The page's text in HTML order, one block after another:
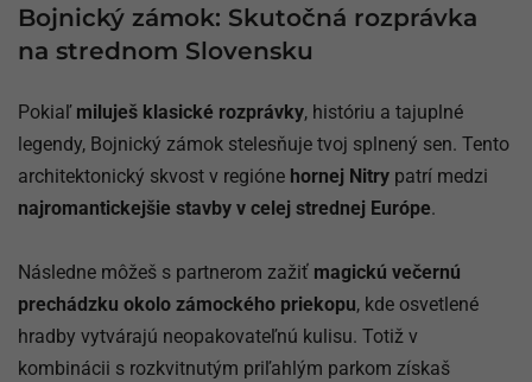
Bojnický zámok: Skutočná rozprávka
na strednom Slovensku
Pokiaľ miluješ klasické rozprávky, históriu a tajuplné
legendy, Bojnický zámok stelesňuje tvoj splnený sen. Tento
architektonický skvost v regióne hornej Nitry patrí medzi
najromantickejšie stavby v celej strednej Európe.
Následne môžeš s partnerom zažiť magickú večernú
prechádzku okolo zámockého priekopu, kde osvetlené
hradby vytvárajú neopakovateľnú kulisu. Totiž v
kombinácii s rozkvitnutým priľahlým parkom získaš